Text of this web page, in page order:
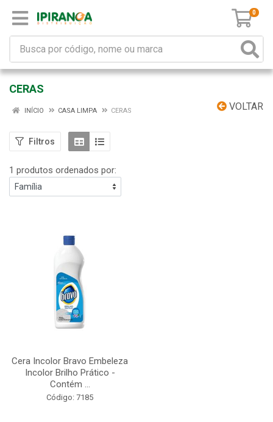
0
CERAS
VOLTAR
INÍCIO CASA LIMPA CERAS
Filtros
1 produtos ordenados por:
Cera Incolor Bravo Embeleza
Incolor Brilho Prático -
Contém ...
Código: 7185